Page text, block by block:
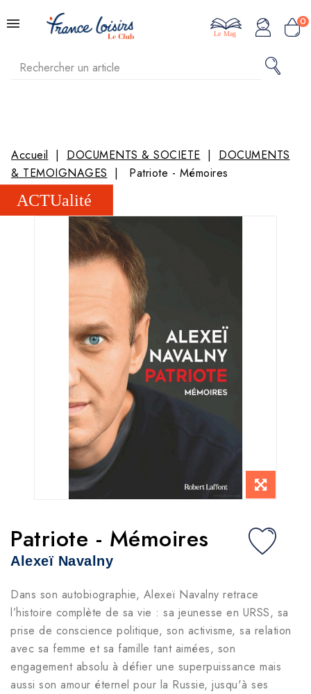
0
Le Mag
Accueil DOCUMENTS & SOCIETE
DOCUMENTS
& TEMOIGNAGES
Patriote - Mémoires
Patriote - Mémoires
Alexeï Navalny
Dans son autobiographie, Alexeï Navalny retrace
l’histoire complète de sa vie : sa jeunesse en URSS, sa
prise de conscience politique, son activisme, sa relation
avec sa femme et sa famille tant aimées, son
engagement absolu à défier une superpuissance mais
aussi son amour éternel pour la Russie, jusqu'à ses